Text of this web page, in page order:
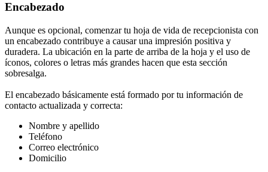
Encabezado
Aunque es opcional, comenzar tu hoja de vida de recepcionista con
un encabezado contribuye a causar una impresión positiva y
duradera. La ubicación en la parte de arriba de la hoja y el uso de
íconos, colores o letras más grandes hacen que esta sección
sobresalga.
El encabezado básicamente está formado por tu información de
contacto actualizada y correcta:
Nombre y apellido
Teléfono
Correo electrónico
Domicilio